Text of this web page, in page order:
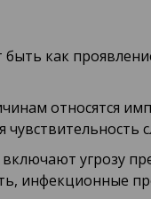
как
относятся
включают угрозу
инфекционные